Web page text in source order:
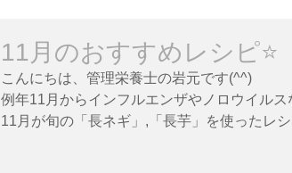
11月のおすすめレシピ⭐️
こんにちは、管理栄養士の岩元です(^^)
例年11月からインフルエンザやノロウイルス
11月が旬の「長ネギ」,「長芋」を使ったレ